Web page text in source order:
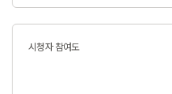
시청자 참여도